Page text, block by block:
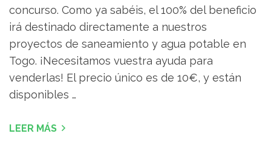
concurso. Como ya sabéis, el 100% del beneficio
irá destinado directamente a nuestros
proyectos de saneamiento y agua potable en
Togo. ¡Necesitamos vuestra ayuda para
venderlas! El precio único es de 10€, y están
disponibles …
LEER MÁS